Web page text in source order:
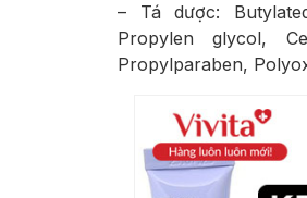
– Tá dược:
Propylen glycol,
Propylparaben,